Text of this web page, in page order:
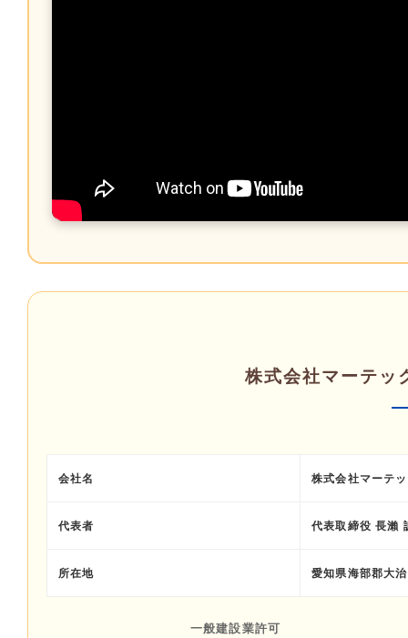
株式会社マーテッ
会社名 株式会社マーテ
代表者 代表取締役 長瀨
所在地 愛知県海部郡大
一般建設業許可